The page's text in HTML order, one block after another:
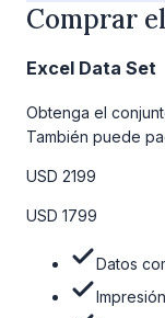
Comprar
Excel Data Set
Obtenga el
También puede
la tabla de precios
USD 2199
USD 1799
Datos